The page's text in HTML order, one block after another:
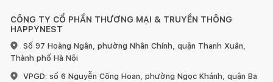
CÔNG TY CỔ PHẦN THƯƠNG MẠI & TRUYỀN THÔNG
HAPPYNEST
Số 97 Hoàng Ngân, phường Nhân Chính, quận Thanh Xuân,
Thành phố Hà Nội
VPGD: số 6 Nguyễn Công Hoan, phường Ngọc Khánh, quận Ba